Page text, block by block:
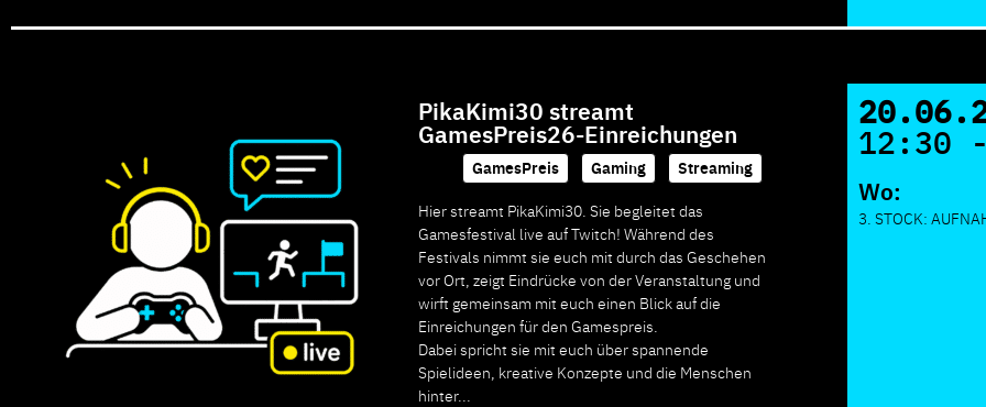
PikaKimi30 streamt
GamesPreis26-Einreichungen
GamesPreis Gaming
Streaming
Hier streamt PikaKimi30. Sie begleitet das
Gamesfestival live auf Twitch! Während des
Festivals nimmt sie euch mit durch das Geschehen
vor Ort, zeigt Eindrücke von der Veranstaltung und
wirft gemeinsam mit euch einen Blick auf die
Einreichungen für den Gamespreis.
Dabei spricht sie mit euch über spannende
Spielideen, kreative Konzepte und die Menschen
hinter...
12:30
Wo:
3. STOCK: